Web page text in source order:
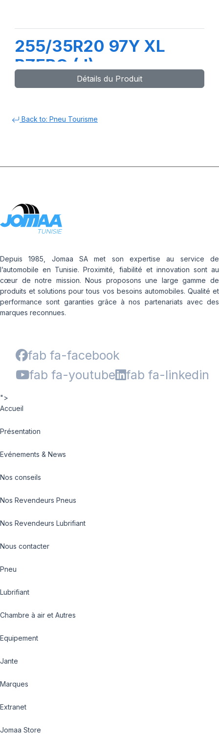
255/35R20 97Y XL
PZERO (J)
Détails du Produit
Back to: Pneu Tourisme
Depuis 1985, Jomaa SA met son expertise au service de
l’automobile en Tunisie. Proximité, fiabilité et innovation sont au
cœur de notre mission. Nous proposons une large gamme de
produits et solutions pour tous vos besoins automobiles. Qualité et
performance sont garanties grâce à nos partenariats avec des
marques reconnues.
fab fa-facebook
fab fa-youtube
fab fa-linkedin
">
Accueil
Présentation
Evénements & News
Nos conseils
Nos Revendeurs Pneus
Nos Revendeurs Lubrifiant
Nous contacter
Pneu
Lubrifiant
Chambre à air et Autres
Equipement
Jante
Marques
Extranet
Jomaa Store